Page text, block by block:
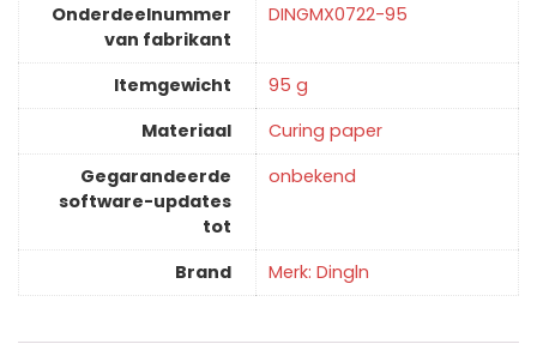
Onderdeelnummer
van fabrikant
‎DINGMX0722-95
Itemgewicht
‎95 g
Materiaal
‎Curing paper
Gegarandeerde
software-updates
tot
‎onbekend
Brand Merk: Dingln